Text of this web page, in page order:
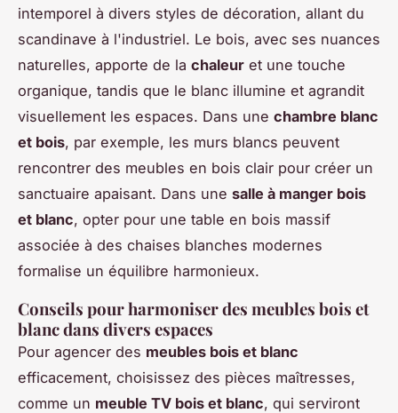
intemporel à divers styles de décoration, allant du
scandinave à l'industriel. Le bois, avec ses nuances
naturelles, apporte de la chaleur et une touche
organique, tandis que le blanc illumine et agrandit
visuellement les espaces. Dans une chambre blanc
et bois, par exemple, les murs blancs peuvent
rencontrer des meubles en bois clair pour créer un
sanctuaire apaisant. Dans une salle à manger bois
et blanc, opter pour une table en bois massif
associée à des chaises blanches modernes
formalise un équilibre harmonieux.
Conseils pour harmoniser des meubles bois et
blanc dans divers espaces
Pour agencer des meubles bois et blanc
efficacement, choisissez des pièces maîtresses,
comme un meuble TV bois et blanc, qui serviront